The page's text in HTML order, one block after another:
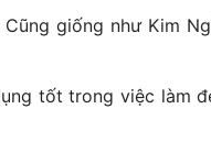
giống như Kim
tốt trong việc làm